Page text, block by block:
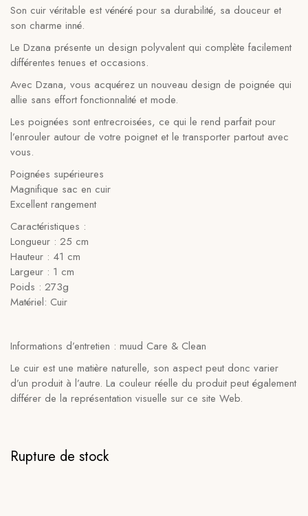
Son cuir véritable est vénéré pour sa durabilité, sa douceur et
son charme inné.
Le Dzana présente un design polyvalent qui complète facilement
différentes tenues et occasions.
Avec Dzana, vous acquérez un nouveau design de poignée qui
allie sans effort fonctionnalité et mode.
Les poignées sont entrecroisées, ce qui le rend parfait pour
l’enrouler autour de votre poignet et le transporter partout avec
vous.
Poignées supérieures
Magnifique sac en cuir
Excellent rangement
Caractéristiques :
Longueur : 25 cm
Hauteur : 41 cm
Largeur : 1 cm
Poids : 273g
Matériel: Cuir
Informations d’entretien : muud Care & Clean
Le cuir est une matière naturelle, son aspect peut donc varier
d’un produit à l’autre. La couleur réelle du produit peut également
différer de la représentation visuelle sur ce site Web.
Rupture de stock